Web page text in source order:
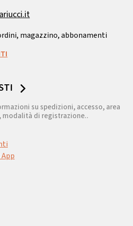
magazzino, abbonamenti
su spedizioni, accesso, area
modalità di registrazione..